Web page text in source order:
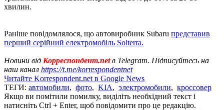
хвилин.
Раніше повідомлялося, що автовиробник Subaru представив
перший серійний електромобіль Solterra.
Новини від Корреспондент.netв Telegram. Підписуйтесь на
наш канал https://t.me/korrespondentnet
Читайте Korrespondent.net в Google News
ТЕГИ: автомобили, фото, KIA, электромобили, кроссовер
Якщо ви помітили помилку, виділіть необхідний текст і
натисніть Ctrl + Enter, щоб повідомити про це редакцію.